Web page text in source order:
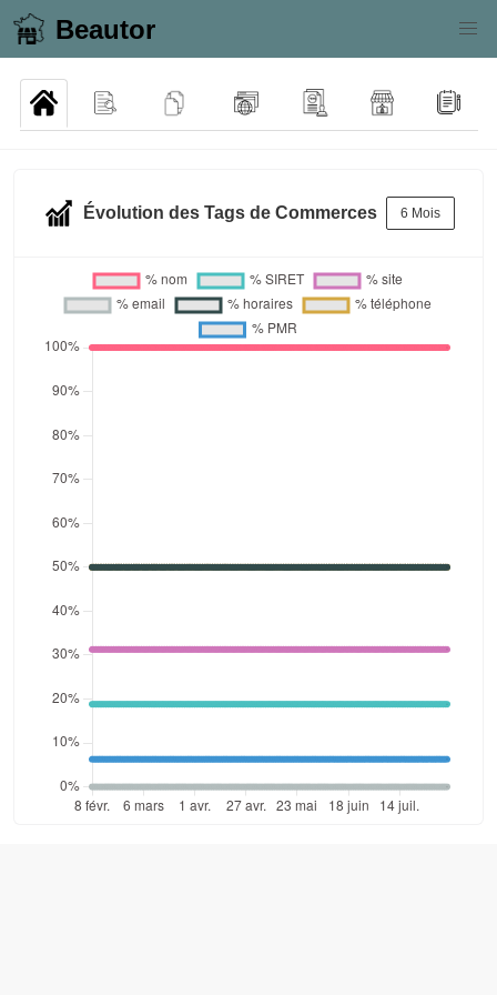
Beautor
Évolution des Tags de Commerces 6 Mois